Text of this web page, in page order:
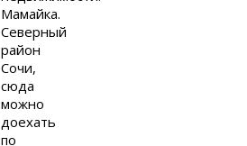
Мамайка.
Северный
район
Сочи,
сюда
можно
доехать
по